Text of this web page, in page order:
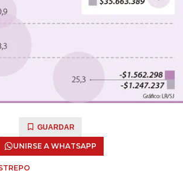
GUARDAR
UNIRSE A WHATSAPP